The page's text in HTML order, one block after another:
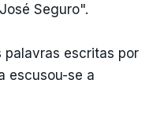
Seguro".
palavras escritas por
escusou-se a